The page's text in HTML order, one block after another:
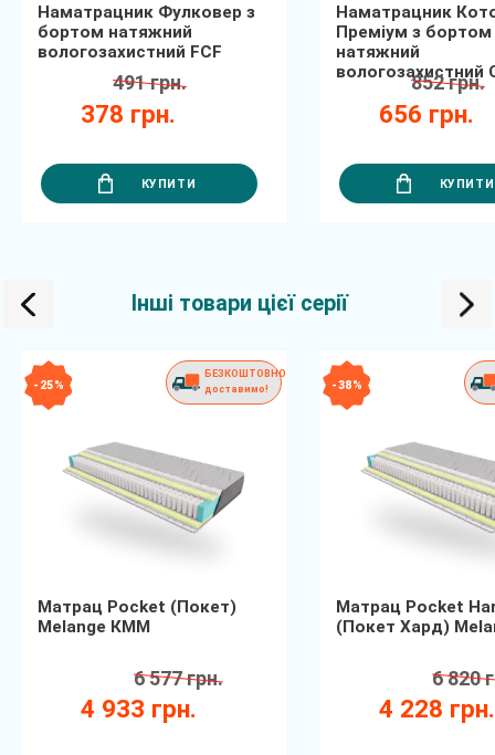
Наматрацник Фулковер з
бортом натяжний
вологозахистний FCF
378 грн.
491 грн.
КУПИТИ
Наматрацник
Преміум з бортом
натяжний
вологозахистний
656 грн.
852 грн.
КУПИТИ
Інші товари цієї серії
- 25 %
БЕЗКОШТОВНО
доставимо!
Матрац Pocket (Покет)
Melange КММ
4 933 грн.
6 577 грн.
- 38 %
Матрац Pocket
(Покет Хард)
4 228
6 820